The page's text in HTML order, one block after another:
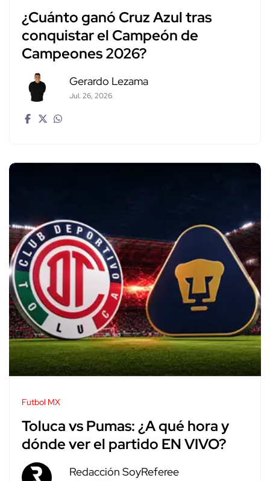
¿Cuánto ganó Cruz Azul tras
conquistar el Campeón de
Campeones 2026?
Gerardo Lezama
Jul. 26, 2026
Futbol MX
Toluca vs Pumas: ¿A qué hora y
dónde ver el partido EN VIVO?
Redacción SoyReferee